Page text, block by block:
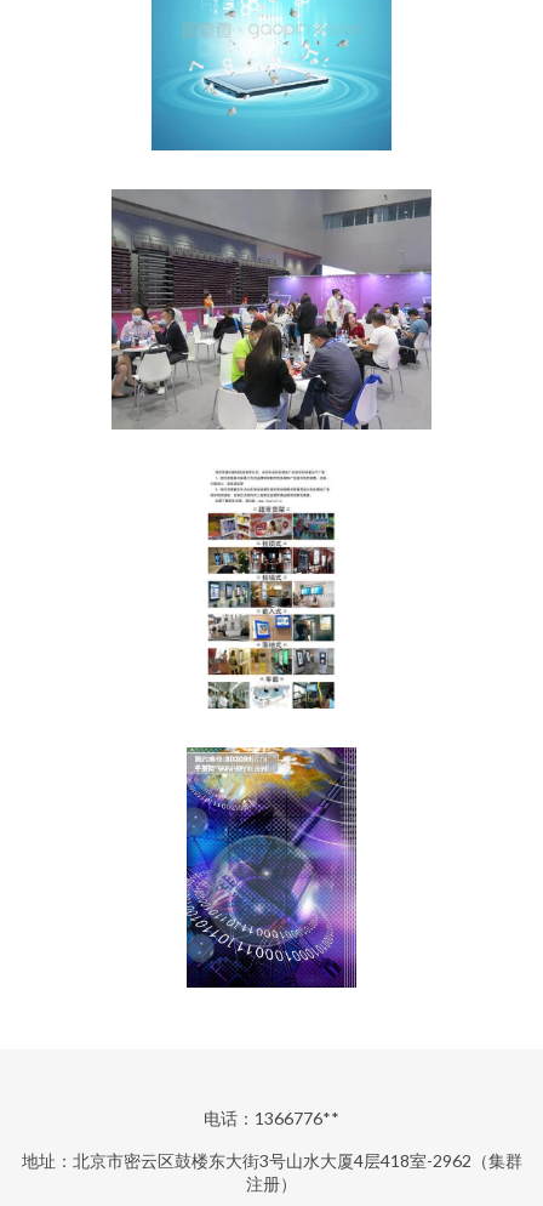
电话：1366776**
地址：北京市密云区鼓楼东大街3号山水大厦4层418室-2962（集群
注册）